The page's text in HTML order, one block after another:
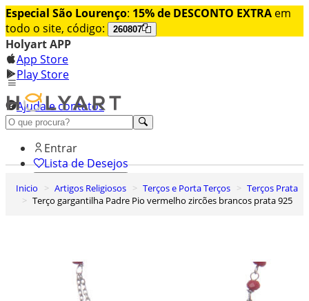
Especial São Lourenço: 15% de DESCONTO EXTRA em
todo o site, código:
260807
Holyart APP
App Store
Play Store
Ajuda e contatos
Conheça premium
Entrar
Lista de Desejos
0
Carrinho de Compras
Inicio Artigos Religiosos Terços e Porta Terços
Terços Prata
Terço gargantilha Padre Pio vermelho zircões brancos prata 925